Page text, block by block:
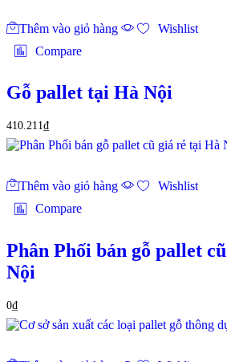
Thêm vào giỏ hàng
Wishlist
Compare
Gỗ pallet tại Hà Nội
410.211₫
Thêm vào giỏ hàng
Wishlist
Compare
Phân Phối bán gỗ pallet
Nội
0₫